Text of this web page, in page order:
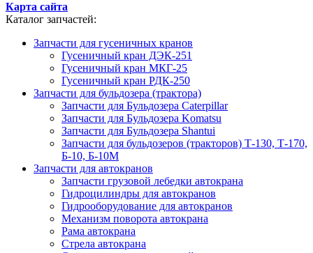
Карта сайта
Каталог запчастей:
Запчасти для гусеничных кранов
Гусеничный кран ДЭК-251
Гусеничный кран МКГ-25
Гусеничный кран РДК-250
Запчасти для бульдозера (трактора)
Запчасти для Бульдозера Caterpillar
Запчасти для Бульдозера Komatsu
Запчасти для Бульдозера Shantui
Запчасти для бульдозеров (тракторов) Т-130, Т-170,
Б-10, Б-10М
Запчасти для автокранов
Запчасти грузовой лебедки автокрана
Гидроцилиндры для автокранов
Гидрооборудование для автокранов
Механизм поворота автокрана
Рама автокрана
Стрела автокрана